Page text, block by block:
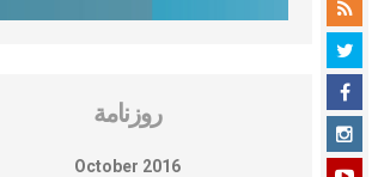
روزنامة
October 2016